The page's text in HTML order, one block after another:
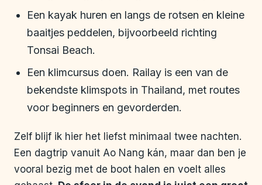
Een kayak huren en langs de rotsen en kleine
baaitjes peddelen, bijvoorbeeld richting
Tonsai Beach.
Een klimcursus doen. Railay is een van de
bekendste klimspots in Thailand, met routes
voor beginners en gevorderden.
Zelf blijf ik hier het liefst minimaal twee nachten.
Een dagtrip vanuit Ao Nang kán, maar dan ben je
vooral bezig met de boot halen en voelt alles